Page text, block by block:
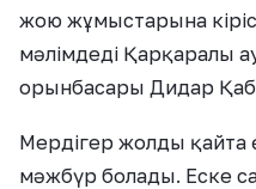
жою жұмыстарына
мәлімдеді Қарқаралы
орынбасары Дидар
Мердігер жолды қайта
мәжбүр болады. Еске